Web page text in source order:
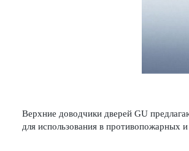
Верхние довод­чики дверей GU
для исполь­зования в против­опожарных